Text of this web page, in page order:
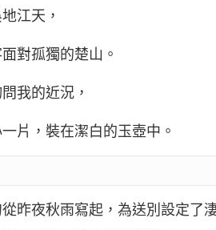
江天，
對孤獨的楚山。
我的近況，
片，裝在潔白的玉壺中。
昨夜秋雨寫起，為送別設定了